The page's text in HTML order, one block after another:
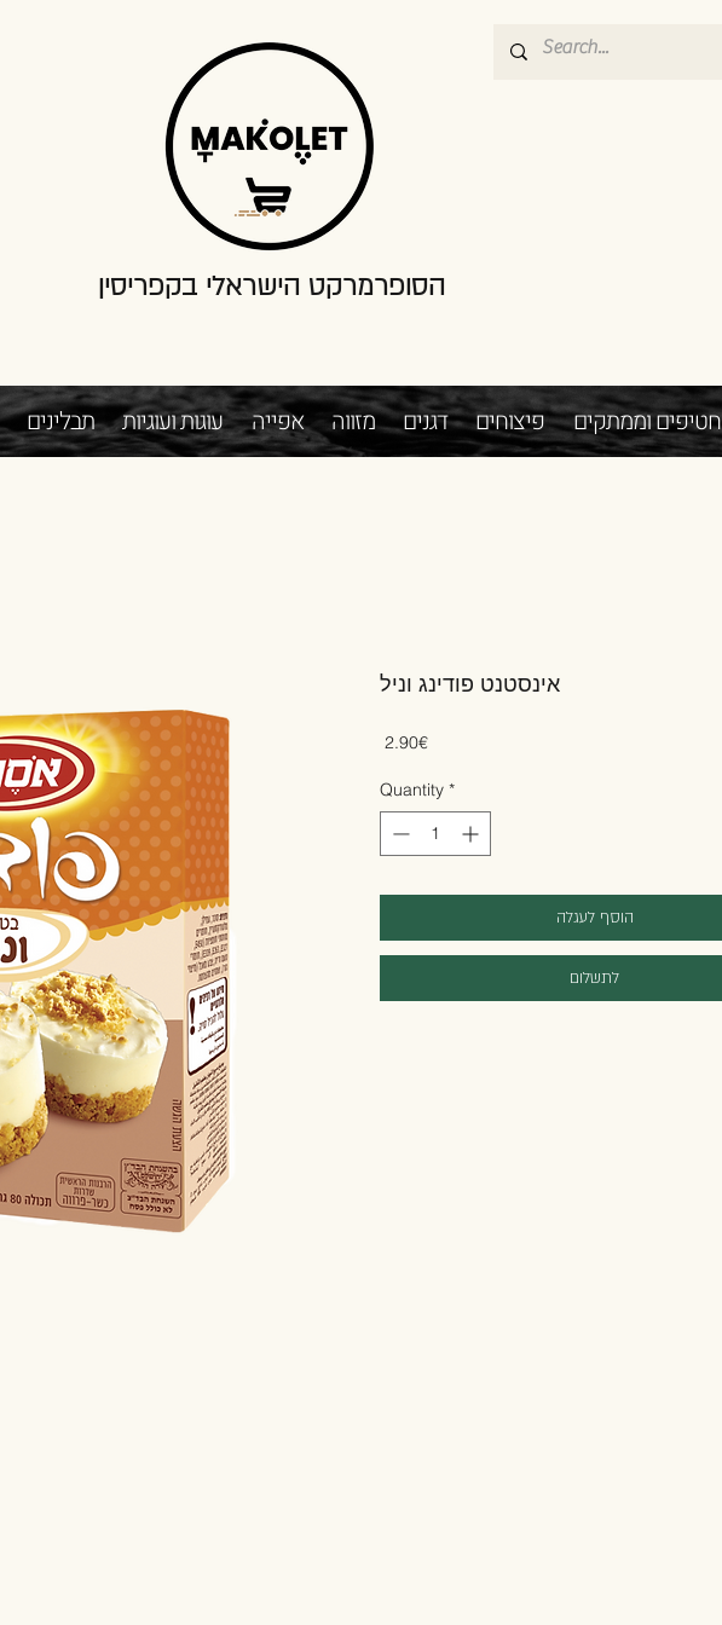
הסופרמרקט הישראלי בקפריסין
תבלינים עוגות ועוגיות אפייה מזווה דגנים פיצוחים חטיפים וממתקים
אינסטנט פודינג וניל
‏2.90 ‏€Price
Quantity *
הוסף לעגלה
לתשלום